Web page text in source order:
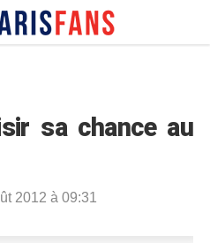
sa chance au
2012 à 09:31